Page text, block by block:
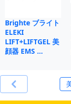
Brighte ブライト
ELEKI
LIFT+LIFTGEL 美
顔器 EMS …